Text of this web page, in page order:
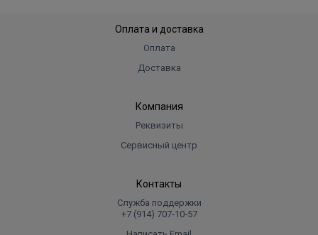
Длина (глубина) без упаковки 29 см
49,6 см
Оплата и доставка
Оплата
Доставка
Компания
Реквизиты
Сервисный центр
Контакты
Служба поддержки
+7 (914) 707‑10‑57